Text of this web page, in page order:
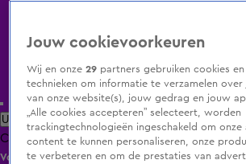
Uitzending Gemist Populaire programma's Zenders
ClipsFilmsRadioSmart TV inlogShop
Volg KIJK
Jouw cookievoorkeuren
Wij en onze29 partners gebruiken cookies
technieken om informatie te verzamelen over
van onze website(s), jouw gedrag en jouw
„Alle cookies accepteren” selecteert, worden
trackingtechnologieën ingeschakeld om onze
content te kunnen personaliseren, onze
te verbeteren en om de prestaties van